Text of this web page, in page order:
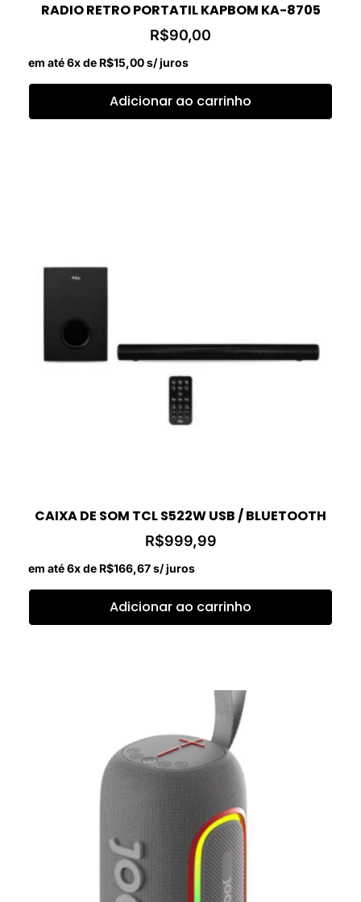
RADIO RETRO PORTATIL KAPBOM KA-8705
R$90,00
em até 6x de R$15,00s/ juros
Adicionar ao carrinho
CAIXA DE SOM TCL S522W USB / BLUETOOTH
R$999,99
em até 6x de R$166,67s/ juros
Adicionar ao carrinho